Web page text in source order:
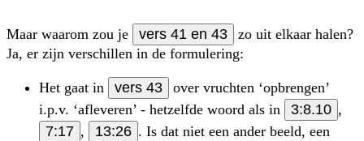
Maar waarom zou je vers 41 en 43
zo uit elkaar halen?
Ja, er zijn verschillen in de formulering:
Het gaat in vers 43
over vruchten ‘opbrengen’
i.p.v. ‘afleveren’ - hetzelfde woord als in
3:8.10 ,
7:17 , 13:26 . Is dat niet een ander beeld, een